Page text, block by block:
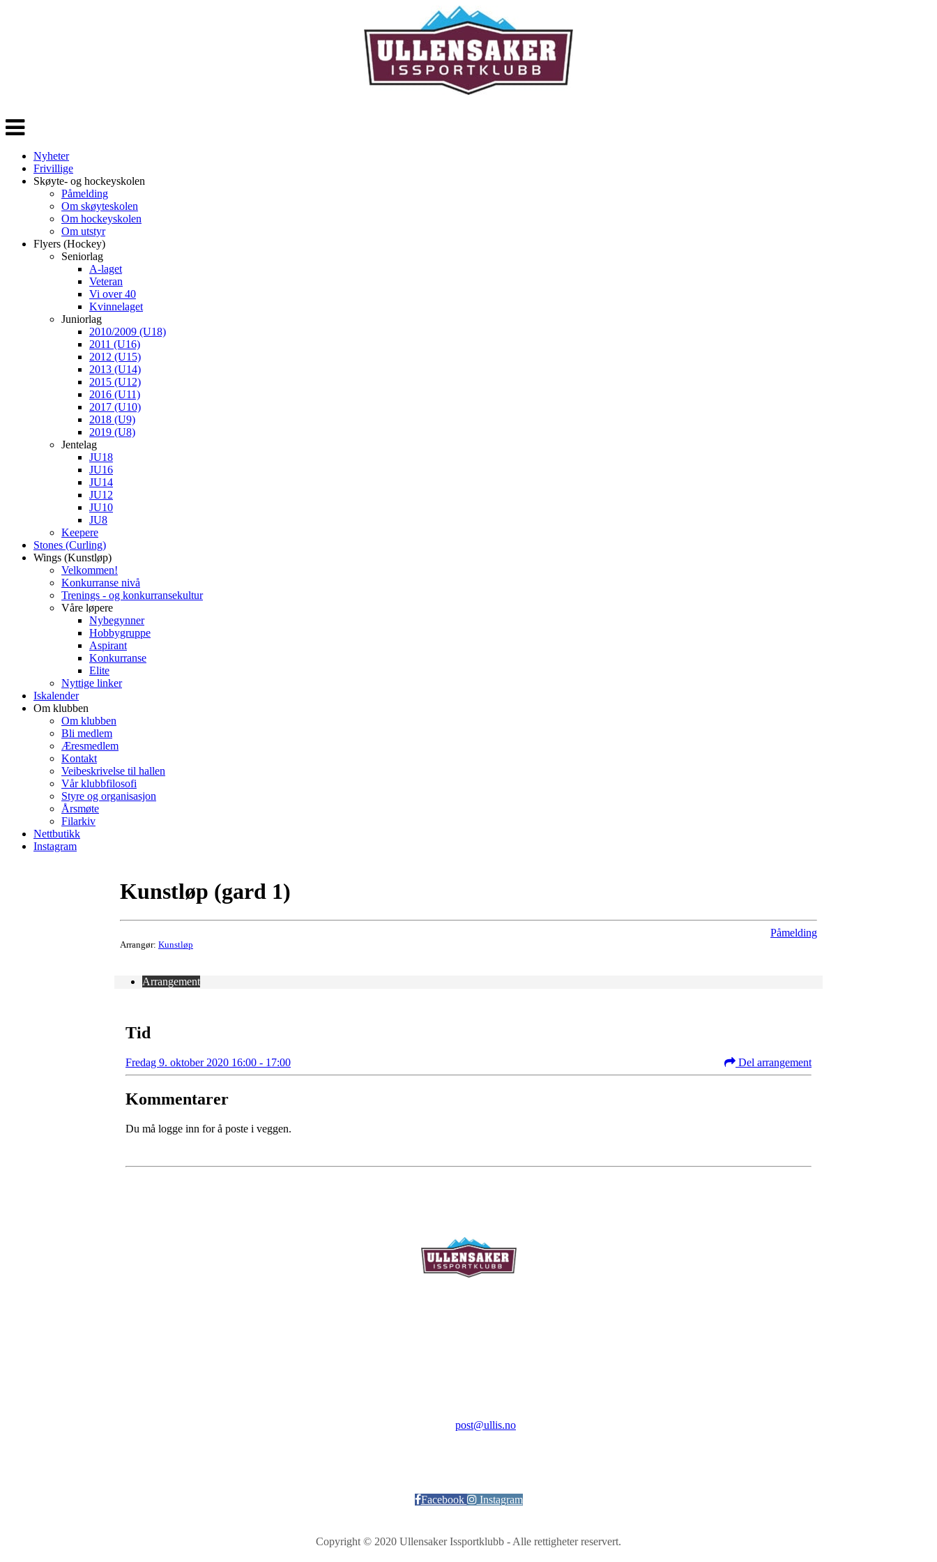
Veksle
navigasjon
Nyheter
Frivillige
Skøyte- og hockeyskolen
Påmelding
Om skøyteskolen
Om hockeyskolen
Om utstyr
Flyers (Hockey)
Seniorlag
A-laget
Veteran
Vi over 40
Kvinnelaget
Juniorlag
2010/2009 (U18)
2011 (U16)
2012 (U15)
2013 (U14)
2015 (U12)
2016 (U11)
2017 (U10)
2018 (U9)
2019 (U8)
Jentelag
JU18
JU16
JU14
JU12
JU10
JU8
Keepere
Stones (Curling)
Wings (Kunstløp)
Velkommen!
Konkurranse nivå
Trenings - og konkurransekultur
Våre løpere
Nybegynner
Hobbygruppe
Aspirant
Konkurranse
Elite
Nyttige linker
Iskalender
Om klubben
Om klubben
Bli medlem
Æresmedlem
Kontakt
Veibeskrivelse til hallen
Vår klubbfilosofi
Styre og organisasjon
Årsmøte
Filarkiv
Nettbutikk
Instagram
Kunstløp (gard 1)
Arrangør: Kunstløp
Påmelding
Arrangement
Tid
Fredag 9. oktober 2020 16:00 - 17:00 Del arrangement
Kommentarer
Du må logge inn for å poste i veggen.
post@ullis.no
Facebook Instagram
Copyright © 2020 Ullensaker Issportklubb - Alle rettigheter reservert.